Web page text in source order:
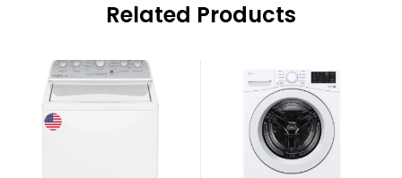
Related Products